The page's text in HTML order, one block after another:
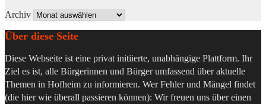
Archiv
Über diese Seite
Diese Webseite ist eine privat initiierte, unabhängige Plattform. Ihr
Ziel es ist, alle Bürgerinnen und Bürger umfassend über aktuelle
Themen in Hofheim zu informieren. Wer Fehler und Mängel findet
(die hier wie überall passieren können): Wir freuen uns über einen